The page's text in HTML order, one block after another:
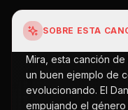
SOBRE ESTA
Mira, esta canción de
un buen ejemplo de
evolucionando. El
empujando el